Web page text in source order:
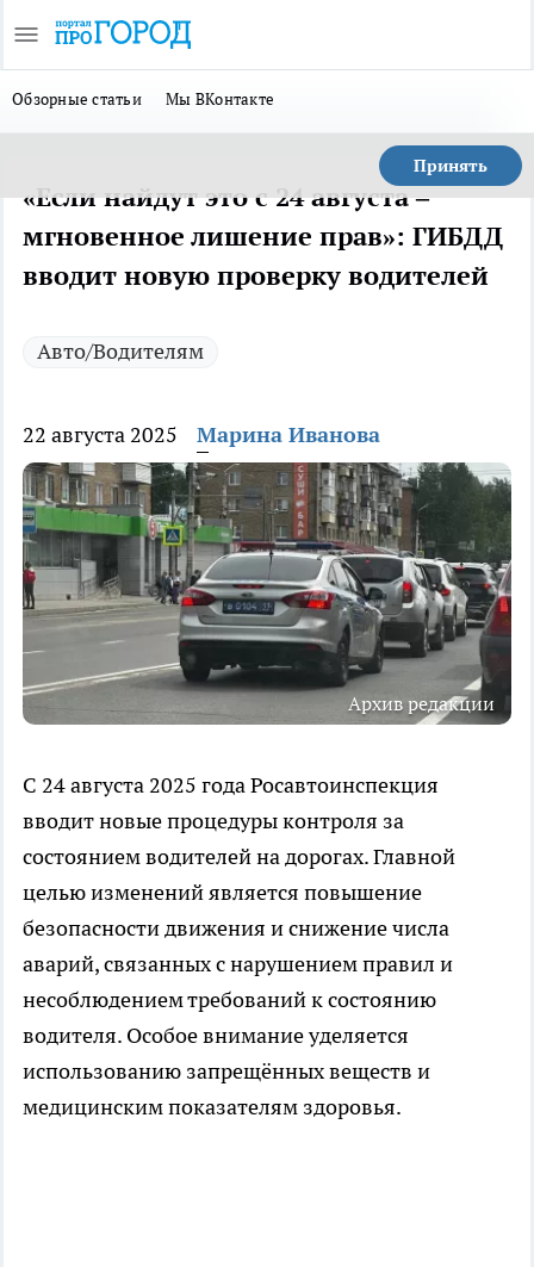
Обзорные статьи Мы ВКонтакте
Принять
«Если найдут это с 24 августа –
мгновенное лишение прав»: ГИБДД
вводит новую проверку водителей
Авто/Водителям
22 августа 2025 Марина Иванова
Архив редакции
С 24 августа 2025 года Росавтоинспекция
вводит новые процедуры контроля за
состоянием водителей на дорогах. Главной
целью изменений является повышение
безопасности движения и снижение числа
аварий, связанных с нарушением правил и
несоблюдением требований к состоянию
водителя. Особое внимание уделяется
использованию запрещённых веществ и
медицинским показателям здоровья.